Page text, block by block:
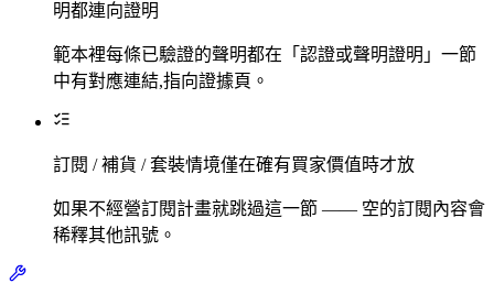
明都連向證明
範本裡每條已驗證的聲明都在「認證或聲明證明」一節
中有對應連結,指向證據頁。
訂閱 / 補貨 / 套裝情境僅在確有買家價值時才放
如果不經營訂閱計畫就跳過這一節 —— 空的訂閱內容會
稀釋其他訊號。